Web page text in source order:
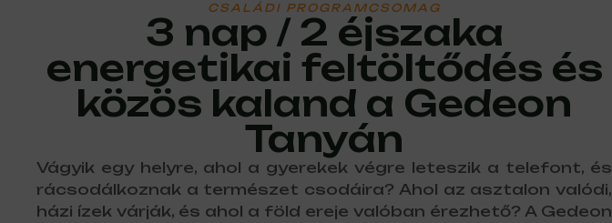
CSALÁDI PROGRAMCSOMAG
3 nap / 2 éjszaka
energetikai feltöltődés és
közös kaland a Gedeon
Tanyán
Vágyik egy helyre, ahol a gyerekek végre leteszik a telefont, és
rácsodálkoznak a természet csodáira? Ahol az asztalon valódi,
házi ízek várják, és ahol a föld ereje valóban érezhető? A Gedeon